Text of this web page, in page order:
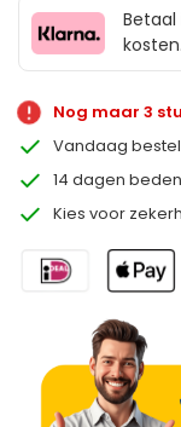
kosten.
Nog maar 3
Vandaag
14 dagen
Kies voor